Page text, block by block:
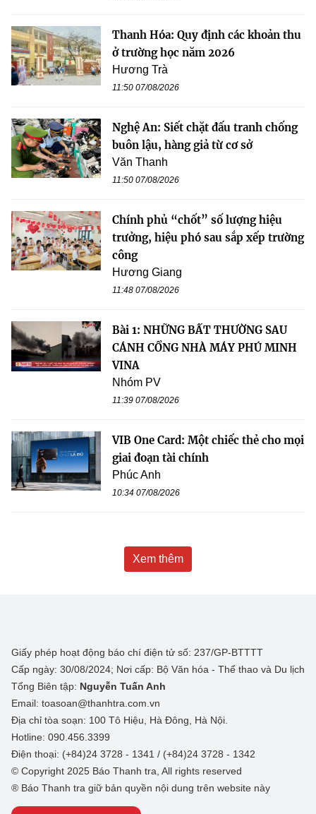
Thanh Hóa: Quy định các khoản thu
ở trường học năm 2026
Hương Trà
11:50 07/08/2026
Nghệ An: Siết chặt đấu tranh chống
buôn lậu, hàng giả từ cơ sở
Văn Thanh
11:50 07/08/2026
Chính phủ “chốt” số lượng hiệu
trưởng, hiệu phó sau sắp xếp trường
công
Hương Giang
11:48 07/08/2026
Bài 1: NHỮNG BẤT THƯỜNG SAU
CÁNH CỔNG NHÀ MÁY PHÚ MINH
VINA
Nhóm PV
11:39 07/08/2026
VIB One Card: Một chiếc thẻ cho mọi
giai đoạn tài chính
Phúc Anh
10:34 07/08/2026
Xem thêm
Giấy phép hoạt động báo chí điện tử số: 237/GP-BTTTT
Cấp ngày: 30/08/2024; Nơi cấp: Bộ Văn hóa - Thể thao và Du lịch
Tổng Biên tập: Nguyễn Tuấn Anh
Email: toasoan@thanhtra.com.vn
Địa chỉ tòa soạn: 100 Tô Hiệu, Hà Đông, Hà Nội.
Hotline: 090.456.3399
Điện thoại: (+84)24 3728 - 1341 / (+84)24 3728 - 1342
© Copyright 2025 Báo Thanh tra, All rights reserved
® Báo Thanh tra giữ bản quyền nội dung trên website này